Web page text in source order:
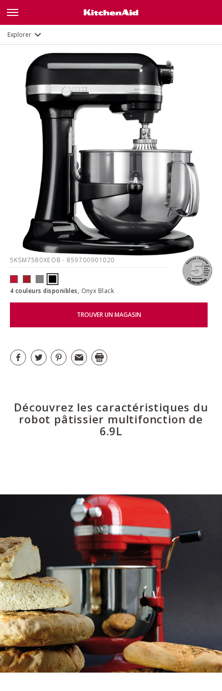
Explorer
5KSM7580XEOB- 859700901020
4 couleurs disponibles, Onyx Black
TROUVER UN MAGASIN
Découvrez les caractéristiques du
robot pâtissier multifonction de
6.9L